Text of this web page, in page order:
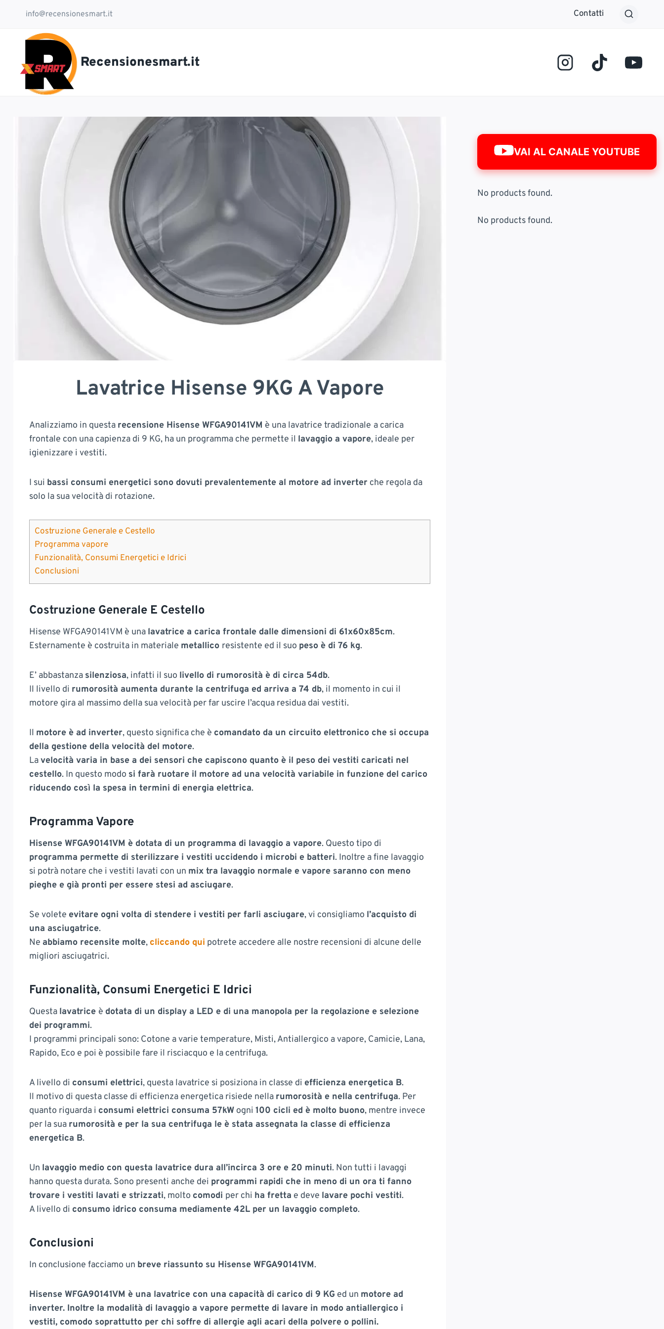
contenuto
info@recensionesmart.it Contatti
Recensionesmart.it
Lavatrice Hisense 9KG A Vapore
Analizziamo in questa recensione Hisense WFGA90141VM è una lavatrice tradizionale a carica
frontale con una capienza di 9 KG, ha un programma che permette il lavaggio a vapore, ideale per
igienizzare i vestiti.
I sui bassi consumi energetici sono dovuti prevalentemente al motore ad inverter che regola da
solo la sua velocità di rotazione.
Costruzione Generale e Cestello
Programma vapore
Funzionalità, Consumi Energetici e Idrici
Conclusioni
Costruzione Generale E Cestello
Hisense WFGA90141VM è una lavatrice a carica frontale dalle dimensioni di 61x60x85cm.
Esternamente è costruita in materiale metallico resistente ed il suo peso è di 76 kg.
E’ abbastanza silenziosa, infatti il suo livello di rumorosità è di circa 54db.
Il livello di rumorosità aumenta durante la centrifuga ed arriva a 74 db, il momento in cui il
motore gira al massimo della sua velocità per far uscire l’acqua residua dai vestiti.
Il motore è ad inverter, questo significa che è comandato da un circuito elettronico che si occupa
della gestione della velocità del motore.
Lavelocità varia in base a dei sensori che capiscono quanto è il peso dei vestiti caricati nel
cestello. In questo modo si farà ruotare il motore ad una velocità variabile in funzione del carico
riducendo così la spesa in termini di energia elettrica.
Programma Vapore
Hisense WFGA90141VM è dotata di un programma di lavaggio a vapore. Questo tipo di
programma permette di sterilizzare i vestiti uccidendo i microbi e batteri. Inoltre a fine lavaggio
si potrà notare che i vestiti lavati con un mix tra lavaggio normale e vapore saranno con meno
pieghe e già pronti per essere stesi ad asciugare.
Se volete evitare ogni volta di stendere i vestiti per farli asciugare, vi consigliamo l’acquisto di
una asciugatrice.
Ne abbiamo recensite molte, cliccando qui potrete accedere alle nostre recensioni di alcune delle
migliori asciugatrici.
Funzionalità, Consumi Energetici E Idrici
Questa lavatrice è dotata di un display a LED e di una manopola per la regolazione e selezione
dei programmi.
I programmi principali sono: Cotone a varie temperature, Misti, Antiallergico a vapore, Camicie, Lana,
Rapido, Eco e poi è possibile fare il risciacquo e la centrifuga.
A livello di consumi elettrici, questa lavatrice si posiziona in classe di efficienza energetica B.
Il motivo di questa classe di efficienza energetica risiede nella rumorosità e nella centrifuga. Per
quanto riguarda i consumi elettrici consuma 57kW ogni 100 cicli ed è molto buono, mentre invece
per la sua rumorosità e per la sua centrifuga le è stata assegnata la classe di efficienza
energetica B.
Un lavaggio medio con questa lavatrice dura all’incirca 3 ore e 20 minuti. Non tutti i lavaggi
hanno questa durata. Sono presenti anche dei programmi rapidi che in meno di un ora ti fanno
trovare i vestiti lavati e strizzati, molto comodi per chi ha fretta e deve lavare pochi vestiti.
A livello di consumo idrico consuma mediamente 42L per un lavaggio completo.
Conclusioni
In conclusione facciamo un breve riassunto su Hisense WFGA90141VM.
Hisense WFGA90141VM è una lavatrice con una capacità di carico di 9 KG ed un motore ad
inverter. Inoltre la modalità di lavaggio a vapore permette di lavare in modo antiallergico i
vestiti, comodo soprattutto per chi soffre di allergie agli acari della polvere o pollini.
VAI AL CANALE YOUTUBE
No products found.
No products found.